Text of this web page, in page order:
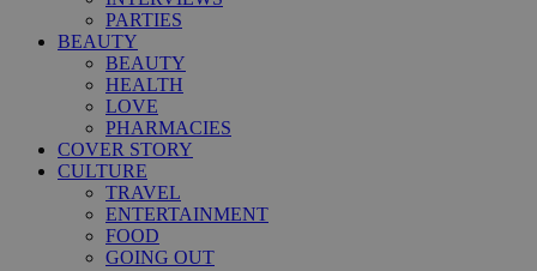
PARTIES
BEAUTY
BEAUTY
HEALTH
LOVE
PHARMACIES
COVER STORY
CULTURE
TRAVEL
ENTERTAINMENT
FOOD
GOING OUT